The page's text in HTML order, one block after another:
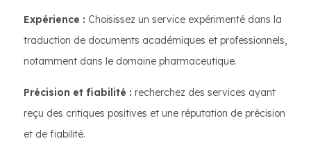
Expérience : Choisissez un service expérimenté dans la
traduction de documents académiques et professionnels,
notamment dans le domaine pharmaceutique.
Précision et fiabilité : recherchez des services ayant
reçu des critiques positives et une réputation de précision
et de fiabilité.